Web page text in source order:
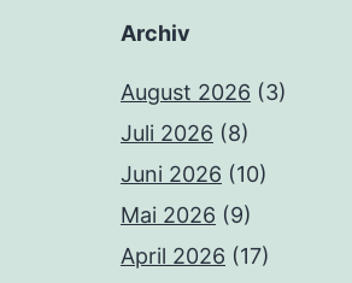
Archiv
August 2026 (3)
Juli 2026 (8)
Juni 2026 (10)
Mai 2026 (9)
April 2026 (17)